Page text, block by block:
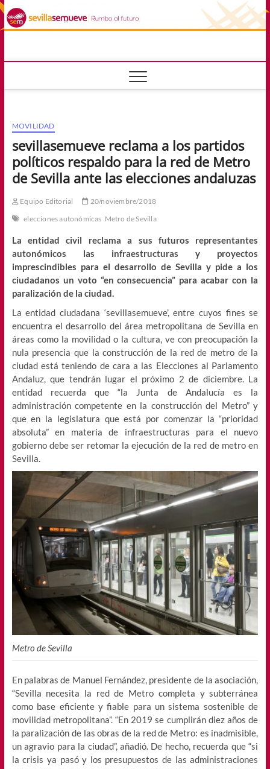
Saltar
al
contenido
MOVILIDAD
sevillasemueve reclama a los partidos
políticos respaldo para la red de Metro
de Sevilla ante las elecciones andaluzas
Equipo Editorial
20/noviembre/2018
elecciones autonómicas Metro de Sevilla
La entidad civil reclama a sus futuros representantes
autonómicos las infraestructuras y proyectos
imprescindibles para el desarrollo de Sevilla y pide a los
ciudadanos un voto “en consecuencia” para acabar con la
paralización de la ciudad.
La entidad ciudadana ‘sevillasemueve’, entre cuyos fines se
encuentra el desarrollo del área metropolitana de Sevilla en
áreas como la movilidad o la cultura, ve con preocupación la
nula presencia que la construcción de la red de metro de la
ciudad está teniendo de cara a las Elecciones al Parlamento
Andaluz, que tendrán lugar el próximo 2 de diciembre. La
entidad recuerda que “la Junta de Andalucía es la
administración competente en la construcción del Metro” y
que en la legislatura que está por comenzar la “prioridad
absoluta” en materia de infraestructuras para el nuevo
gobierno debe ser retomar la ejecución de la red de metro en
Sevilla.
Metro de Sevilla
En palabras de Manuel Fernández, presidente de la asociación,
“Sevilla necesita la red de Metro completa y subterránea
como base eficiente y fiable para un sistema sostenible de
movilidad metropolitana”. “En 2019 se cumplirán diez años de
la paralización de las obras de la red de Metro: es inadmisible,
un agravio para la ciudad”, añadió. De hecho, recuerda que “si
la crisis ya pasó y los presupuestos de las administraciones